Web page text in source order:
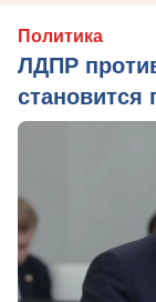
Политика
ЛДПР
становится